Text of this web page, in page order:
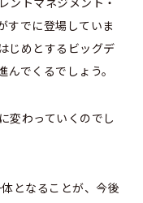
すでに登場していま
じめとするビッグデ
でくるでしょう。
変わっていくのでし
となることが、今後